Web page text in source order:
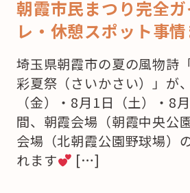
朝霞市民まつり完全
レ・休憩スポット事
埼玉県朝霞市の夏の風物詩
彩夏祭（さいかさい）」が
（金）・8月1日（土）・8
間、朝霞会場（朝霞中央公
会場（北朝霞公園野球場）
れます
[…]